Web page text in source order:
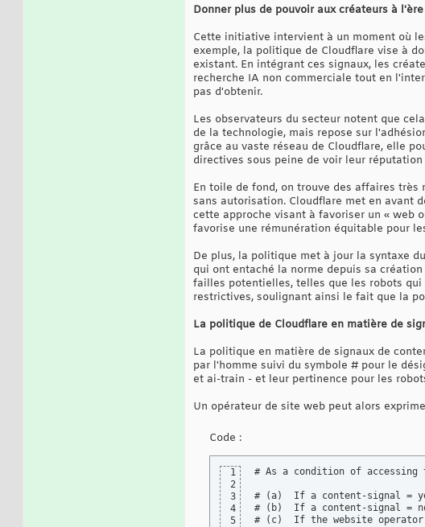
Donner plus de pouvoir aux créateurs à
Cette initiative intervient à un moment où
exemple, la politique de Cloudflare vise à
existant. En intégrant ces signaux, les
recherche IA non commerciale tout en
pas d'obtenir.
Les observateurs du secteur notent que
de la technologie, mais repose sur
grâce au vaste réseau de Cloudflare, elle
directives sous peine de voir leur
En toile de fond, on trouve des affaires
sans autorisation. Cloudflare met en avant
cette approche visant à favoriser un « web
favorise une rémunération équitable pour
De plus, la politique met à jour la syntaxe
qui ont entaché la norme depuis sa
failles potentielles, telles que les robots
restrictives, soulignant ainsi le fait que la
La politique de Cloudflare en matière de
La politique en matière de signaux de
par l'homme suivi du symbole # pour le
et ai-train - et leur pertinence pour les
Un opérateur de site web peut alors
Code :
1
2
3
4
5
# As a condition of
# (a)  If a content-signal =
# (b)  If a content-signal =
# (c)  If the website operator